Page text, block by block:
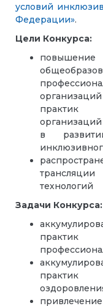
условий
Федерации».
Цели Конкурса:
практик
в
технологий
Задачи Конкурса:
практик
практик